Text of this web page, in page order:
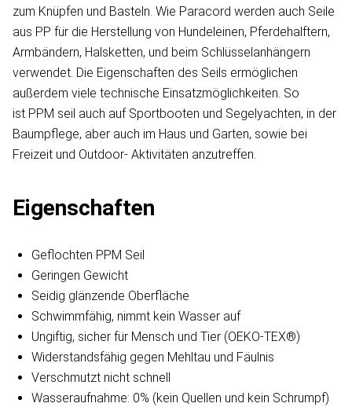
zum Knüpfen und Basteln. Wie Paracord werden auch Seile
aus PP für die Herstellung von Hundeleinen, Pferdehalftern,
Armbändern, Halsketten, und beim Schlüsselanhängern
verwendet. Die Eigenschaften des Seils ermöglichen
außerdem viele technische Einsatzmöglichkeiten. So
ist PPM seil auch auf Sportbooten und Segelyachten, in der
Baumpflege, aber auch im Haus und Garten, sowie bei
Freizeit und Outdoor- Aktivitäten anzutreffen.
Eigenschaften
Geflochten PPM Seil
Geringen Gewicht
Seidig glänzende Oberfläche
Schwimmfähig, nimmt kein Wasser auf
Ungiftig, sicher für Mensch und Tier (OEKO-TEX®)
Widerstandsfähig gegen Mehltau und Fäulnis
Verschmutzt nicht schnell
Wasseraufnahme: 0% (kein Quellen und kein Schrumpf)